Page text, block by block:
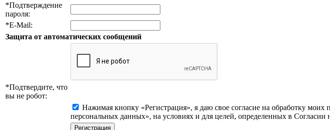
*Подтверждение
пароля:
*E-Mail:
Защита от автоматических сообщений
*Подтвердите, что
вы не робот:
Нажимая кнопку «Регистрация», я даю свое согласие на обработку
персональных данных», на условиях и для целей, определенных в Согласии